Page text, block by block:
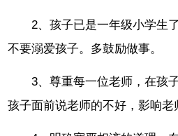
2、孩子已是一年级小学生
不要溺爱孩子。多鼓励做事。
3、尊重每一位老师，在孩
孩子面前说老师的不好，影响老